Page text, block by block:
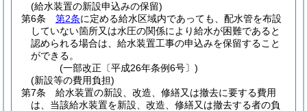
(給水装置の新設申込みの保留)
第6条
第2条に定める給水区域内であっても、配水管を布設
していない箇所又は水圧の関係により給水が困難であると
認められる場合は、給水装置工事の申込みを保留すること
ができる。
(一部改正〔平成26年条例6号〕)
(新設等の費用負担)
第7条
給水装置の新設、改造、修繕又は撤去に要する費用
は、当該給水装置を新設、改造、修繕又は撤去する者の負